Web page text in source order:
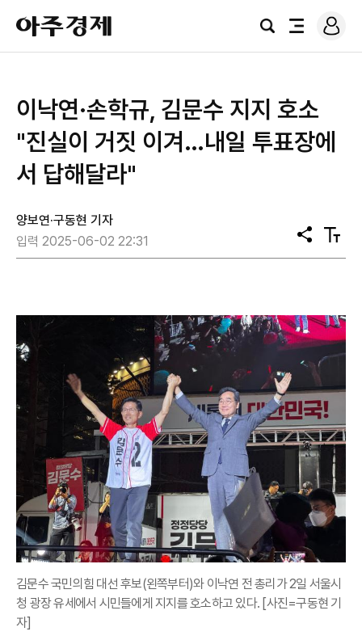
아
주
경
검
전
로
그
이낙연·손학규, 김문수 지지 호소
"진실이 거짓 이겨…내일 투표장에
서 답해달라"
양보연·구동현 기자
입력 2025-06-02 22:31
공
유
텍
스
김문수 국민의힘 대선 후보(왼쪽부터)와 이낙연 전 총리가 2일 서울시
청 광장 유세에서 시민들에게 지지를 호소하고 있다. [사진=구동현 기
자]